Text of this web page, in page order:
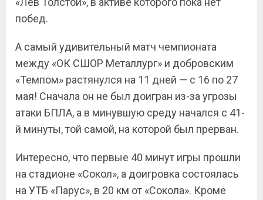
побед.
А самый удивительный матч чемпионата
между «ОК СШОР Металлург» и добровским
«Темпом» растянулся на 11 дней — с 16 по 27
мая! Сначала он не был доигран из-за угрозы
атаки БПЛА, а в минувшую среду начался с 41-
й минуты, той самой, на которой был прерван.
Интересно, что первые 40 минут игры прошли
на стадионе «Сокол», а доигровка состоялась
на УТБ «Парус», в 20 км от «Сокола». Кроме